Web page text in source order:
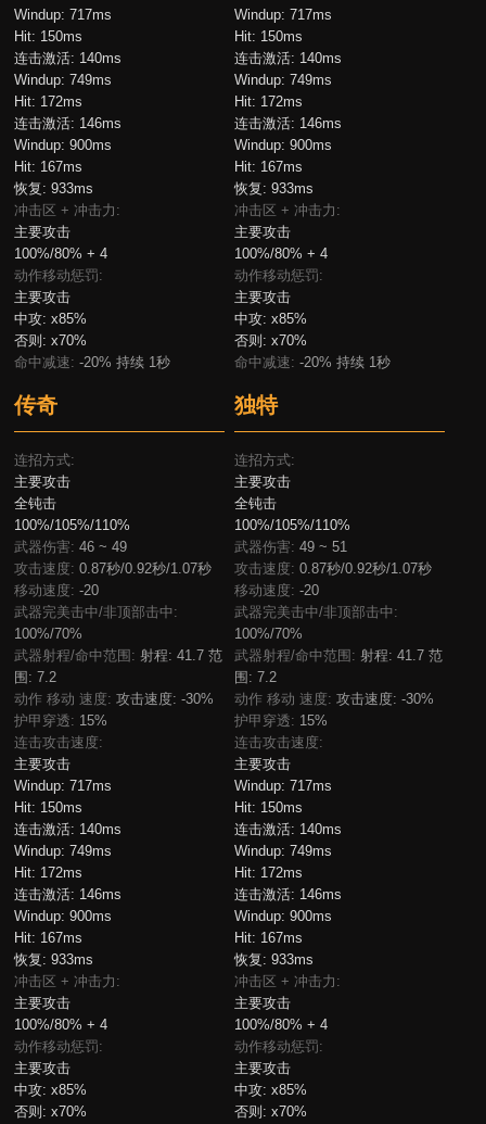
Windup: 717ms
Hit: 150ms
连击激活: 140ms
Windup: 749ms
Hit: 172ms
连击激活: 146ms
Windup: 900ms
Hit: 167ms
恢复: 933ms
冲击区 + 冲击力:
主要攻击
100%/80% + 4
动作移动惩罚:
主要攻击
中攻: x85%
否则: x70%
命中减速: -20% 持续 1秒
Windup: 717ms
Hit: 150ms
连击激活: 140ms
Windup: 749ms
Hit: 172ms
连击激活: 146ms
Windup: 900ms
Hit: 167ms
恢复: 933ms
冲击区 + 冲击力:
主要攻击
100%/80% + 4
动作移动惩罚:
主要攻击
中攻: x85%
否则: x70%
命中减速: -20% 持续 1秒
传奇
连招方式:
主要攻击
全钝击
100%/105%/110%
武器伤害: 46 ~ 49
攻击速度: 0.87秒/0.92秒/1.07秒
移动速度: -20
武器完美击中/非顶部击中:
100%/70%
武器射程/命中范围: 射程: 41.7 范
围: 7.2
动作 移动 速度: 攻击速度: -30%
护甲穿透: 15%
连击攻击速度:
主要攻击
Windup: 717ms
Hit: 150ms
连击激活: 140ms
Windup: 749ms
Hit: 172ms
连击激活: 146ms
Windup: 900ms
Hit: 167ms
恢复: 933ms
冲击区 + 冲击力:
主要攻击
100%/80% + 4
动作移动惩罚:
主要攻击
中攻: x85%
否则: x70%
独特
连招方式:
主要攻击
全钝击
100%/105%/110%
武器伤害: 49 ~ 51
攻击速度: 0.87秒/0.92秒/1.07秒
移动速度: -20
武器完美击中/非顶部击中:
100%/70%
武器射程/命中范围: 射程: 41.7 范
围: 7.2
动作 移动 速度: 攻击速度: -30%
护甲穿透: 15%
连击攻击速度:
主要攻击
Windup: 717ms
Hit: 150ms
连击激活: 140ms
Windup: 749ms
Hit: 172ms
连击激活: 146ms
Windup: 900ms
Hit: 167ms
恢复: 933ms
冲击区 + 冲击力:
主要攻击
100%/80% + 4
动作移动惩罚:
主要攻击
中攻: x85%
否则: x70%